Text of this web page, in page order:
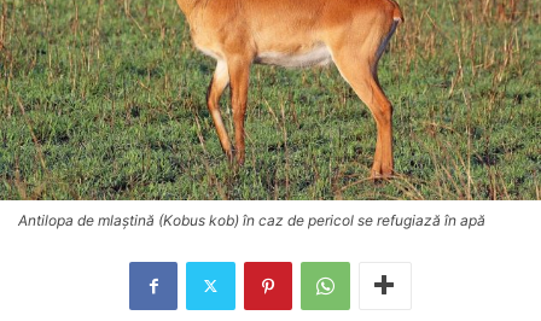
Antilopa de mlaștină (Kobus kob) în caz de pericol se refugiază în apă